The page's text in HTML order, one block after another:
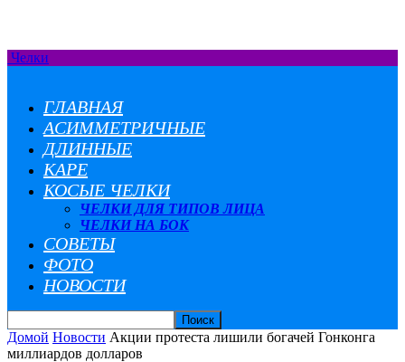
Челки
ГЛАВНАЯ
АСИММЕТРИЧНЫЕ
ДЛИННЫЕ
КАРЕ
КОСЫЕ ЧЕЛКИ
ЧЕЛКИ ДЛЯ ТИПОВ ЛИЦА
ЧЕЛКИ НА БОК
СОВЕТЫ
ФОТО
НОВОСТИ
Домой Новости Акции протеста лишили богачей Гонконга
миллиардов долларов